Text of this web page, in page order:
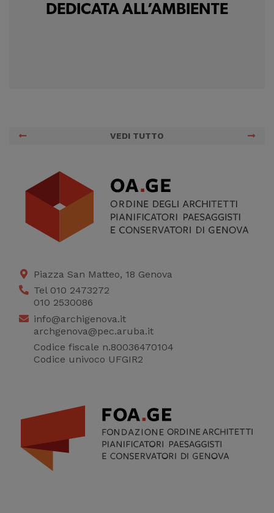
DEDICATA ALL’AMBIENTE
VEDI TUTTO
Piazza San Matteo, 18 Genova
Tel 010 2473272
010 2530086
info@archigenova.it
archgenova@pec.aruba.it
Codice fiscale n.80036470104
Codice univoco UFGIR2